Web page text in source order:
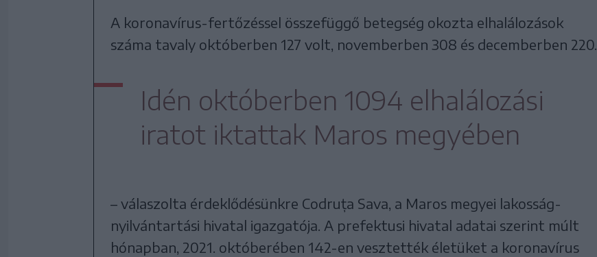
A koronavírus-fertőzéssel összefüggő betegség okozta elhalálozások
száma tavaly októberben 127 volt, novemberben 308 és decemberben 220.
Idén októberben 1094 elhalálozási
iratot iktattak Maros megyében
– válaszolta érdeklődésünkre Codruța Sava, a Maros megyei lakosság-
nyilvántartási hivatal igazgatója. A prefektusi hivatal adatai szerint múlt
hónapban, 2021. októberében 142-en vesztették életüket a koronavírus